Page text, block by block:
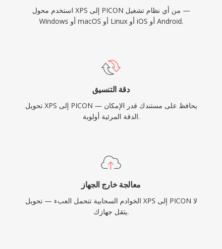
استخدم محول XPS إلى PICON من أي نظام تشغيل —
Windows أو macOS أو Linux أو iOS أو Android.
دقة التنسيق
تحويل XPS إلى PICON يحافظ على مستندك قدر الإمكان —
الدقة المرئية أولوية.
معالجة خارج الجهاز
الخوادم السحابية تتحمل العبء — تحويل XPS إلى PICON لا
يثقل جهازك.